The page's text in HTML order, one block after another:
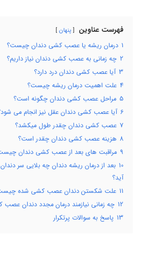
فهرست عناوین پنهان
1 درمان ریشه یا عصب کشی دندان چیست؟
2 چه زمانی به عصب کشی دندان نیاز داریم؟
3 آیا عصب کشی دندان درد دارد؟
4 علت اهمیت درمان ریشه چیست؟
5 مراحل عصب کشی دندان چگونه است؟
6 آیا عصب کشی دندان عقل نیز انجام می
7 عصب کشی دندان چقدر طول میکشد؟
8 هزینه عصب کشی دندان چقدر است؟
9 مراقبت های بعد از عصب کشی دندان
10 بعد از درمان ریشه دندان چه بلایی سر
آید؟
11 علت شکستن دندان عصب کشی شده
12 چه زمانی نیازمند درمان مجدد دندان
13 پاسخ به سوالات پرتکرار